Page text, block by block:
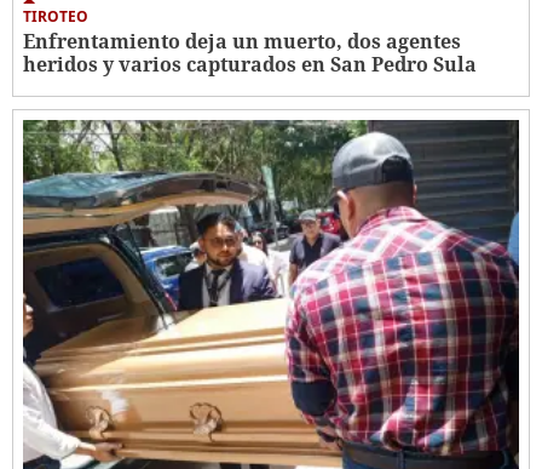
TIROTEO
Enfrentamiento deja un muerto, dos agentes
heridos y varios capturados en San Pedro Sula